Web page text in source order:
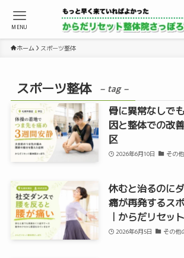
MENU
ホーム スポーツ整体
スポーツ整体 – tag –
骨に異常なしで
因と整体での改
区
2026年6月10日 その
休むと治るのに
痛が再発するス
｜からだリセッ
2026年6月5日 その他